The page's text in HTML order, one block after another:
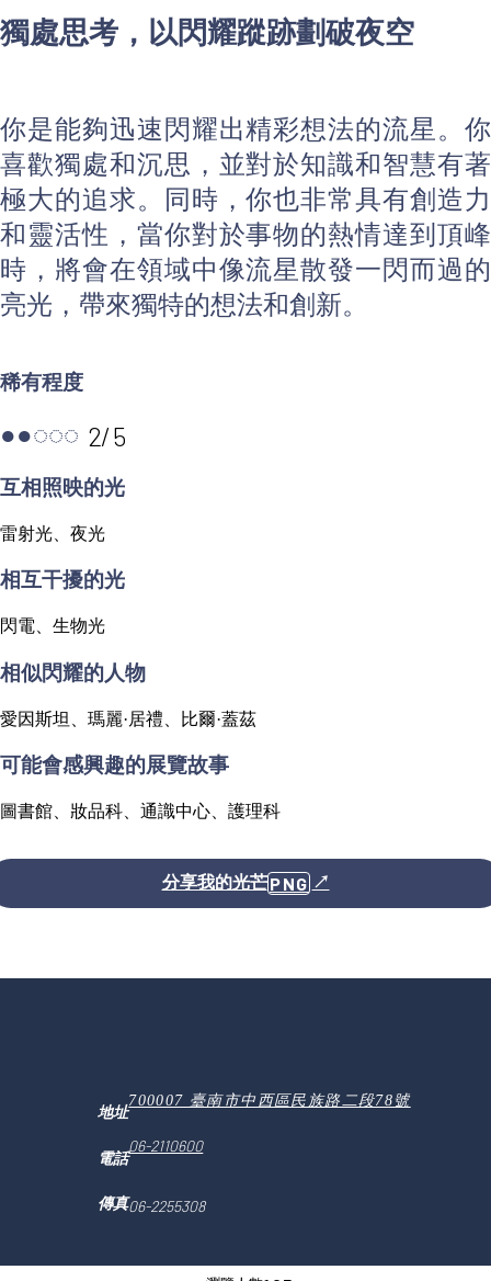
獨處思考，以閃耀蹤跡劃破夜空
你是能夠迅速閃耀出精彩想法的流星。你
喜歡獨處和沉思，並對於知識和智慧有著
極大的追求。同時，你也非常具有創造力
和靈活性，當你對於事物的熱情達到頂峰
時，將會在領域中像流星散發一閃而過的
亮光，帶來獨特的想法和創新。
稀有程度
●●◌◌◌ 2/5
互相照映的光
雷射光、夜光
相互干擾的光
閃電、生物光
相似閃耀的人物
愛因斯坦、瑪麗·居禮、比爾·蓋茲
可能會感興趣的展覽故事
圖書館、妝品科、通識中心、護理科
分享我的光芒 PNG ↗
地址
700007 臺南市中西區民族路二段78號
電話
06-2110600
傳真06-2255308